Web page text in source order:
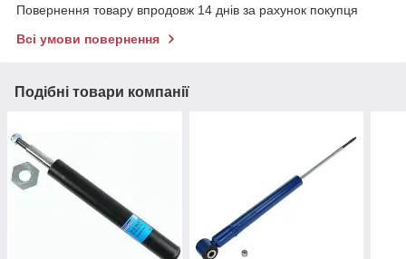
Повернення товару впродовж 14 днів за рахунок покупця
Всі умови повернення
Подібні товари компанії